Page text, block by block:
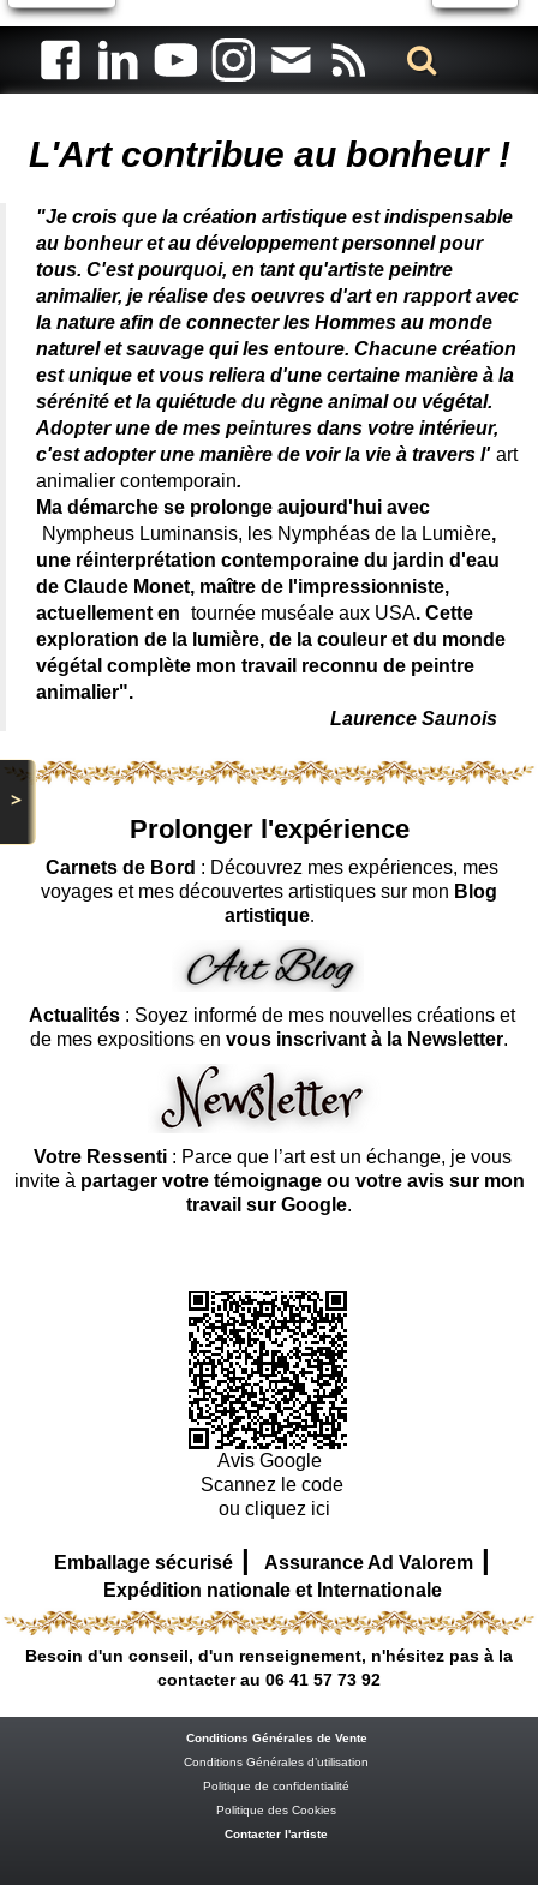
>
L'Art contribue au bonheur !
"Je crois que la création artistique est indispensable
au bonheur et au développement personnel pour
tous. C'est pourquoi, en tant qu'artiste peintre
animalier, je réalise des oeuvres d'art en rapport avec
la nature afin de connecter les Hommes au monde
naturel et sauvage qui les entoure. Chacune création
est unique et vous reliera d'une certaine manière à la
sérénité et la quiétude du règne animal ou végétal.
Adopter une de mes peintures dans votre intérieur,
c'est adopter une manière de voir la vie à travers l' art
animalier contemporain.
Ma démarche se prolonge aujourd'hui avec
Nympheus Luminansis, les Nymphéas de la Lumière,
une réinterprétation contemporaine du jardin d'eau
de Claude Monet, maître de l'impressionniste,
actuellement en tournée muséale aux USA. Cette
exploration de la lumière, de la couleur et du monde
végétal complète mon travail reconnu de peintre
animalier".
Laurence Saunois
Prolonger l'expérience
Carnets de Bord : Découvrez mes expériences, mes
voyages et mes découvertes artistiques sur mon Blog
artistique.
Actualités : Soyez informé de mes nouvelles créations et
de mes expositions en vous inscrivant à la Newsletter.
Votre Ressenti: Parce que l’art est un échange, je vous
invite à partager votre témoignage ou votre avis sur mon
travail sur Google.
Avis Google
Scannez le code
ou cliquez ici
Emballage sécurisé | Assurance Ad Valorem |
Expédition nationale et Internationale
Besoin d'un conseil, d'un renseignement, n'hésitez pas à la
contacter au 06 41 57 73 92
Conditions Générales de Vente
Conditions Générales d’utilisation
Politique de confidentialité
Politique des Cookies
Contacter l'artiste